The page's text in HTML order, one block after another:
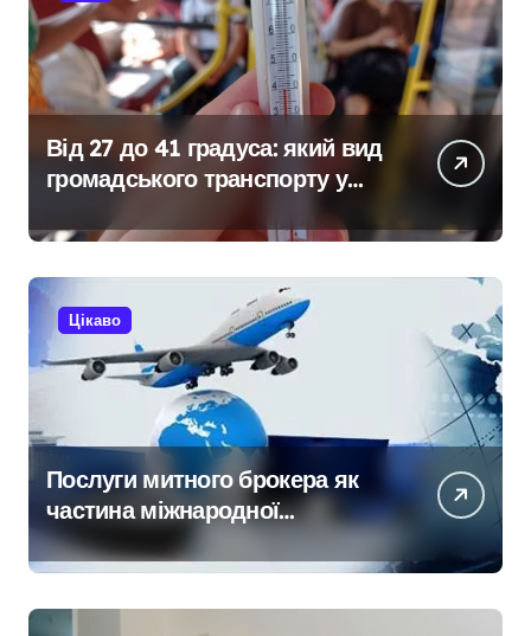
Від 27 до 41 градуса: який вид
громадського транспорту у
Києві виявився найгарячішим
Цікаво
Послуги митного брокера як
частина міжнародної
логістики